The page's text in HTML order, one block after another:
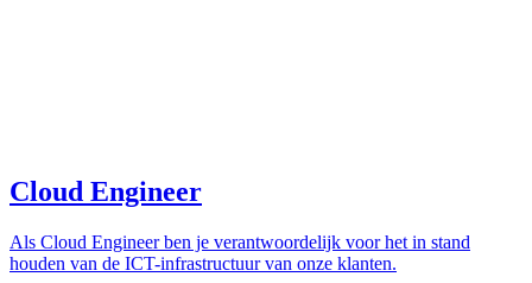
Cloud Engineer
Als Cloud Engineer ben je verantwoordelijk voor het in stand
houden van de ICT-infrastructuur van onze klanten.